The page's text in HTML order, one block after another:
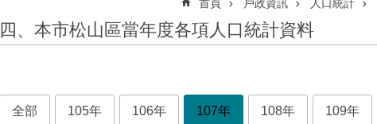
首頁 戶政資訊 人口統計
四、本市松山區當年度各項人口統計資料
全部 105年 106年 107年 108年 109年